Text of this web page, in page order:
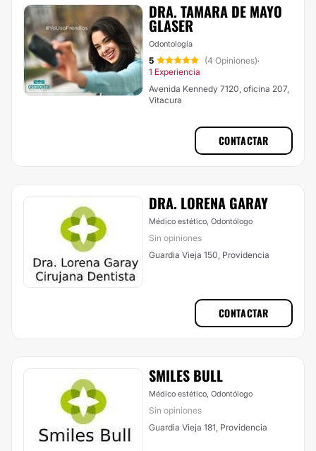
DRA. TAMARA DE MAYO
GLASER
Odontología
5 (4 Opiniones)·
1 Experiencia
Avenida Kennedy 7120, oficina 207,
Vitacura
CONTACTAR
DRA. LORENA GARAY
Médico estético, Odontólogo
Sin opiniones
Guardia Vieja 150, Providencia
CONTACTAR
SMILES BULL
Médico estético, Odontólogo
Sin opiniones
Guardia Vieja 181, Providencia